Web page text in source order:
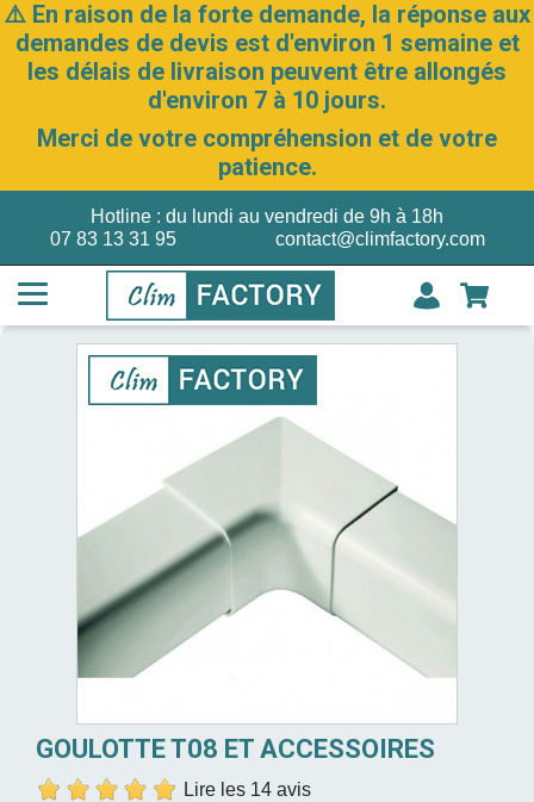
⚠️ En raison de la forte demande, la réponse aux
demandes de devis est d'environ 1 semaine et
les délais de livraison peuvent être allongés
d'environ 7 à 10 jours.
Merci de votre compréhension et de votre
patience.
07 83 13 31 95
Hotline : du lundi au vendredi de 9h à 18h
contact@climfactory.com
GOULOTTE T08 ET ACCESSOIRES
Lire les 14 avis